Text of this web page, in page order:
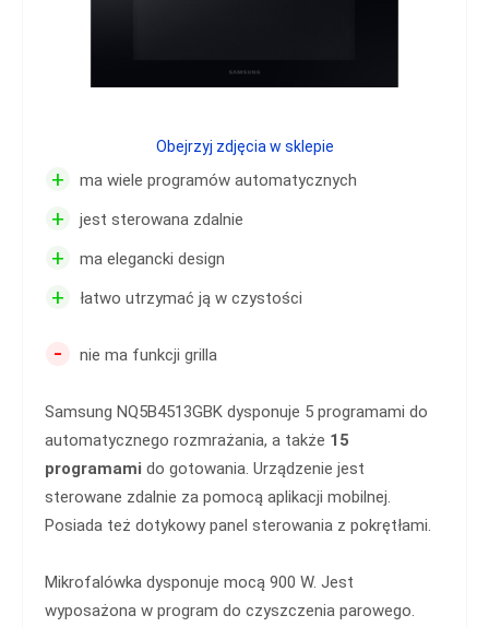
+ ma wiele programów automatycznych
+ jest sterowana zdalnie
+ ma elegancki design
+ łatwo utrzymać ją w czystości
- nie ma funkcji grilla
Samsung NQ5B4513GBK dysponuje 5 programami do
automatycznego rozmrażania, a także 15
programami do gotowania. Urządzenie jest
sterowane zdalnie za pomocą aplikacji mobilnej.
Posiada też dotykowy panel sterowania z pokrętłami.
Mikrofalówka dysponuje mocą 900 W. Jest
wyposażona w program do czyszczenia parowego.
Obejrzyj zdjęcia w sklepie